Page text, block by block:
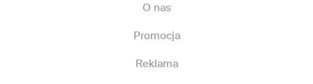
O nas
Promocja
Reklama